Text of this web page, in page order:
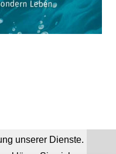
unserer Dienste.